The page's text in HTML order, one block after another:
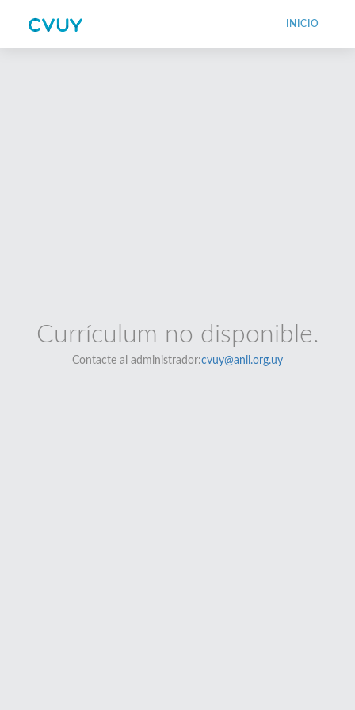
INICIO
Currículum no disponible.
Contacte al administrador:cvuy@anii.org.uy